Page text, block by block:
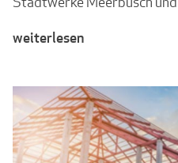
weiterlesen